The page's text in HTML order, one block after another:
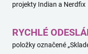
projekty Indian a Nerdfix
RYCHLÉ
položky označené